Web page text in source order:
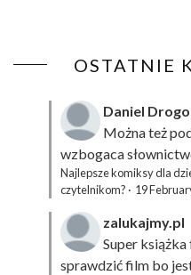
OSTATNIE
Daniel
Można też
wzbogaca
Najlepsze komiksy dla
czytelnikom? · 19
zalukajmy.pl
Super
sprawdzić film bo